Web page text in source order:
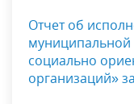
Отчет об
социально
организаций»